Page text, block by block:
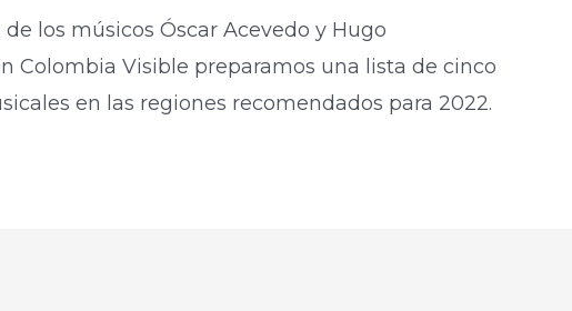
los músicos Óscar Acevedo y Hugo
Colombia Visible preparamos una lista de cinco
en las regiones recomendados para 2022.